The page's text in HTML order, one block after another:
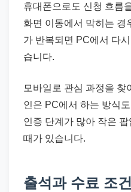
휴대폰으로도 신청 흐름
화면 이동에서 막히는 경
가 반복되면 PC에서 다
습니다.
모바일로 관심 과정을 찾
인은 PC에서 하는 방식
인증 단계가 많아 작은
때가 있습니다.
출석과 수료 조